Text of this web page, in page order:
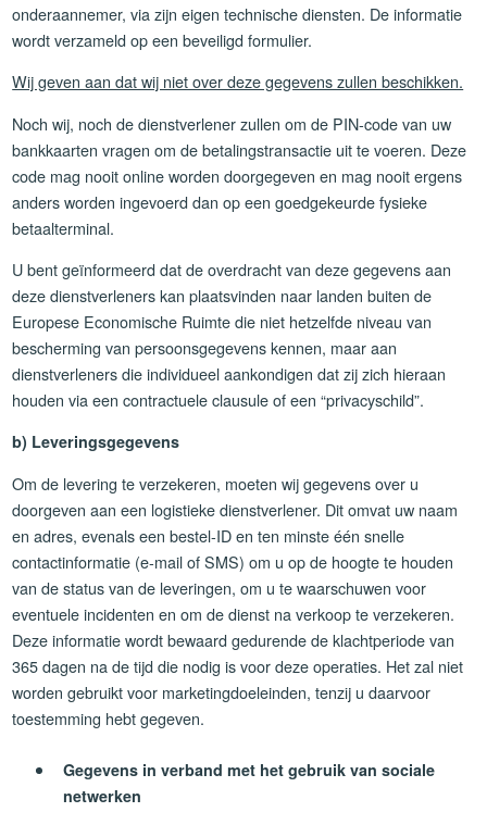
onderaannemer, via zijn eigen technische diensten. De informatie
wordt verzameld op een beveiligd formulier.
Wij geven aan dat wij niet over deze gegevens zullen beschikken.
Noch wij, noch de dienstverlener zullen om de PIN-code van uw
bankkaarten vragen om de betalingstransactie uit te voeren. Deze
code mag nooit online worden doorgegeven en mag nooit ergens
anders worden ingevoerd dan op een goedgekeurde fysieke
betaalterminal.
U bent geïnformeerd dat de overdracht van deze gegevens aan
deze dienstverleners kan plaatsvinden naar landen buiten de
Europese Economische Ruimte die niet hetzelfde niveau van
bescherming van persoonsgegevens kennen, maar aan
dienstverleners die individueel aankondigen dat zij zich hieraan
houden via een contractuele clausule of een “privacyschild”.
b) Leveringsgegevens
Om de levering te verzekeren, moeten wij gegevens over u
doorgeven aan een logistieke dienstverlener. Dit omvat uw naam
en adres, evenals een bestel-ID en ten minste één snelle
contactinformatie (e-mail of SMS) om u op de hoogte te houden
van de status van de leveringen, om u te waarschuwen voor
eventuele incidenten en om de dienst na verkoop te verzekeren.
Deze informatie wordt bewaard gedurende de klachtperiode van
365 dagen na de tijd die nodig is voor deze operaties. Het zal niet
worden gebruikt voor marketingdoeleinden, tenzij u daarvoor
toestemming hebt gegeven.
Gegevens in verband met het gebruik van sociale
netwerken